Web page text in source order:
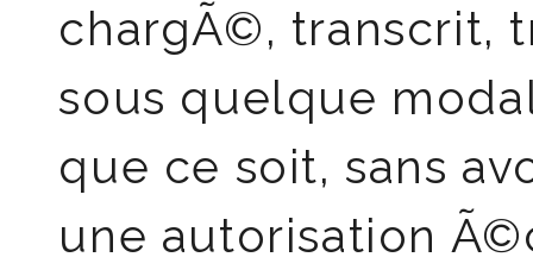
chargÃ©, transcrit,
sous quelque
que ce soit, sans
une autorisation